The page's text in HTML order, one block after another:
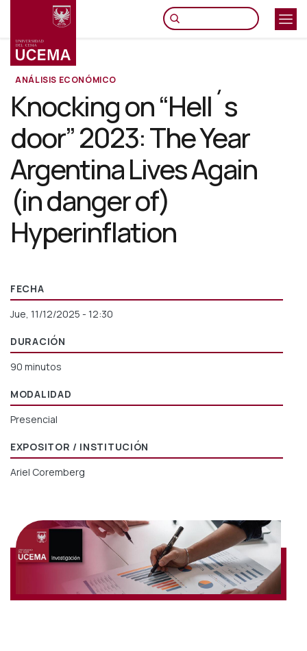
principal
ANÁLISIS ECONÓMICO
Knocking on “Hell´s
door” 2023: The Year
Argentina Lives Again
(in danger of)
Hyperinflation
FECHA
Jue, 11/12/2025 - 12:30
DURACIÓN
90 minutos
MODALIDAD
Presencial
EXPOSITOR / INSTITUCIÓN
Ariel Coremberg